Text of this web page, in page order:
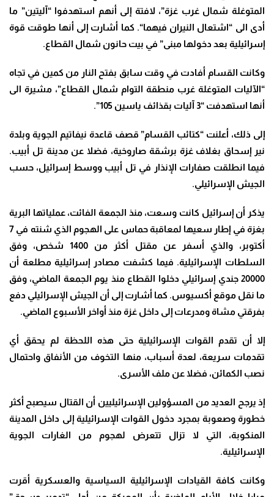
المتوغلة شمال غرب غزة”، لافتة إلى أنهم استهدفوا “آليتين” ما
أدى الى “اشتعال النيران فيهما“. كما أشارت إلى أنها طوقت قوة
إسرائيلية بعد دخولها مبنى” في بيت حانون شمال القطاع.
وكانت القسام أفادت في وقت سابق بفتح النار من كمين في تجاه
“الآليات المتوغلة غرب منطقة التوام شمال القطاع”، مشيرة الى
أنها استهدفت “3 آليات بقذائف ياسين 105”.
إلى ذلك، أعلنت “كتائب القسام” قصف قاعدة نيفاتيم الجوية وبلدة
نير إسحاق بغلاف غزة برشقة صاروخية، فضلا عن مدينة تل أبيب.
فيما انطلقت صفارات الإنذار في تل أبيب ووسط إسرائيل، حسب
الجيش الإسرائيلي.
يذكر أن إسرائيل كانت وسعت، منذ الجمعة الفائت، عملياتها البرية
بغزة في إطار سعيها لمعاقبة حماس على الهجوم الذي شنته في 7
أكتوبر، والذي أسفر عن مقتل أكثر من 1400 شخص، وفق
السلطات الإسرائيلية. فيما كشفت مصادر إسرائيلية مطلعة أن
20000 جندي إسرائيلي دخلوا القطاع منذ يوم الجمعة الماضي، وفق
ما نقل موقع أكسيوس. كما أشارت إلى أن الجيش الإسرائيلي دفع
بفرقتي مشاة ومدرعات إلى داخل غزة منذ أواخر الأسبوع الماضي.
إلا أن تقدم القوات الإسرائيلية حتى هذه اللحظة لم يحقق أي
تقدمات سريعة، لعدة أسباب، منها التخوف من الأنفاق واحتمال
نصب الكمائن، فضلا عن ملف الأسرى.
إذ يرجح العديد من المسؤولين الإسرائيليين أن القتال سيصبح أكثر
خطورة وصعوبة بمجرد دخول القوات الإسرائيلية إلى داخل المدينة
المنكوبة، التي لا تزال تتعرض لهجوم من الغارات الجوية
الإسرائيلية.
وكانت كافة القيادات الإسرائيلية السياسية والعسكرية أقرت